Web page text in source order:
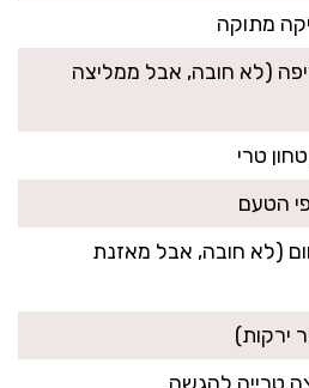
(לא חובה, אבל ממליצה
הטעם
(לא חובה, אבל מאזנת